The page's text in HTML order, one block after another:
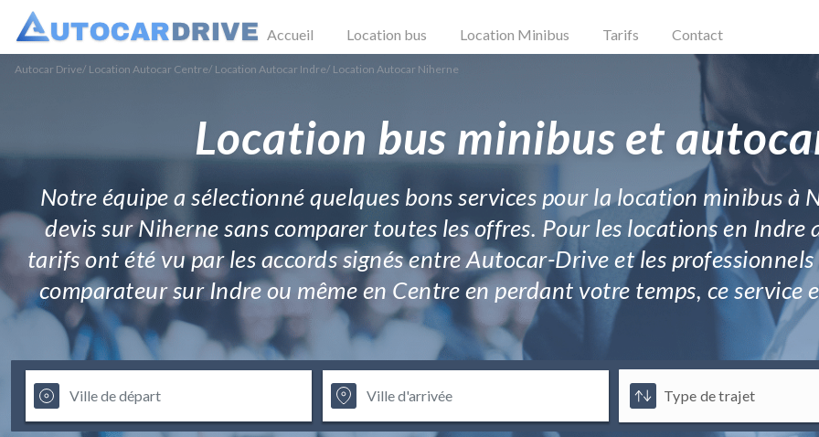
Accueil Location bus Location Minibus Tarifs Contact
Autocar Drive/ Location Autocar Centre/ Location Autocar Indre/ Location Autocar Niherne
Location bus minibus et
Notre équipe a sélectionné quelques bons services pour la location minibus
devis sur Niherne sans comparer toutes les offres. Pour les locations en Indre
tarifs ont été vu par les accords signés entre Autocar-Drive et les
comparateur sur Indre ou même en Centre en perdant votre temps, ce service